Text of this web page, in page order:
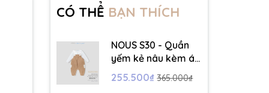
CÓ THỂ BẠN THÍCH
NOUS S30 - Quần
yếm kẻ nâu kèm áo
dài tay màu trắng -
3-6M - SS26.T5C
255.500₫ 365.000₫